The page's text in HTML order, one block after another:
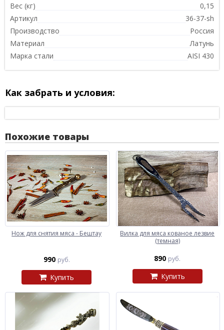
Вес (кг)
0,15
Артикул
36-37-sh
Производство
Россия
Материал
Латунь
Марка стали
AISI 430
Как забрать и условия:
Похожие товары
Нож для снятия мяса - Бештау
990 руб.
Купить
Вилка для мяса кованое лезвие
(темная)
890 руб.
Купить